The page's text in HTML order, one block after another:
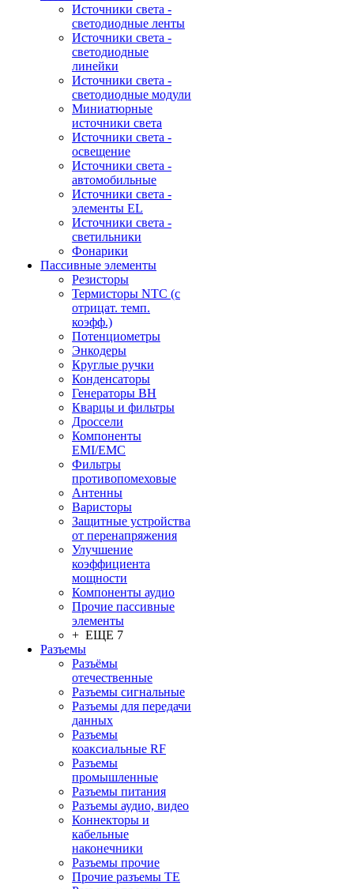
Источники света -
светодиодные ленты
Источники света -
светодиодные
линейки
Источники света -
светодиодные модули
Миниатюрные
источники света
Источники света -
освещение
Источники света -
автомобильные
Источники света -
элементы EL
Источники света -
светильники
Фонарики
Пассивные элементы
Резисторы
Термисторы NTC (с
отрицат. темп.
коэфф.)
Потенциометры
Энкодеры
Круглые ручки
Конденсаторы
Генераторы ВН
Кварцы и фильтры
Дроссели
Компоненты
EMI/EMC
Фильтры
противопомеховые
Антенны
Варисторы
Защитные устройства
от перенапряжения
Улучшение
коэффициента
мощности
Компоненты аудио
Прочие пассивные
элементы
+ ЕЩЕ 7
Разъeмы
Разъёмы
отечественные
Разъeмы сигнальные
Разъeмы для передачи
данных
Разъeмы
коаксиальные RF
Разъeмы
промышленные
Разъeмы питания
Разъeмы аудио, видео
Коннекторы и
кабельные
наконечники
Разъeмы прочие
Прочие разъемы TE